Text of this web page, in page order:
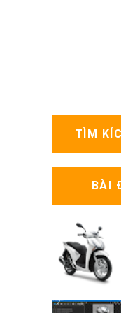
TÌM
BÀI